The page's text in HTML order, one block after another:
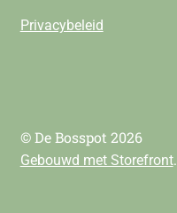
Privacybeleid
© De Bosspot 2026
Gebouwd met Storefront.